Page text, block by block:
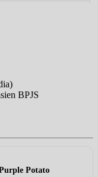
BPJS
Potato